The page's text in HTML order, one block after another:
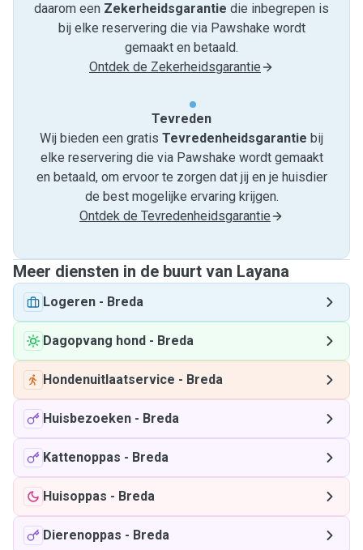
daarom een Zekerheidsgarantie die inbegrepen is
bij elke reservering die via Pawshake wordt
gemaakt en betaald.
Ontdek de Zekerheidsgarantie
Tevreden
Wij bieden een gratis Tevredenheids­garantie bij
elke reservering die via Pawshake wordt gemaakt
en betaald, om ervoor te zorgen dat jij en je huisdier
de best mogelijke ervaring krijgen.
Ontdek de Tevredenheidsgarantie
Meer diensten in de buurt van Layana
Logeren - Breda
Dagopvang hond - Breda
Hondenuitlaatservice - Breda
Huisbezoeken - Breda
Kattenoppas - Breda
Huisoppas - Breda
Dierenoppas - Breda